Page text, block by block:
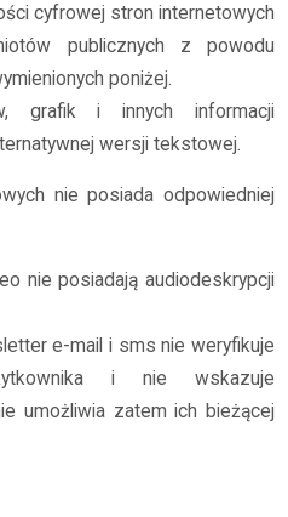
cyfrowej stron internetowych
publicznych z powodu
poniżej.
grafik i innych informacji
wersji tekstowej.
nie posiada odpowiedniej
nie posiadają audiodeskrypcji
e-mail i sms nie weryfikuje
i nie wskazuje
umożliwia zatem ich bieżącej